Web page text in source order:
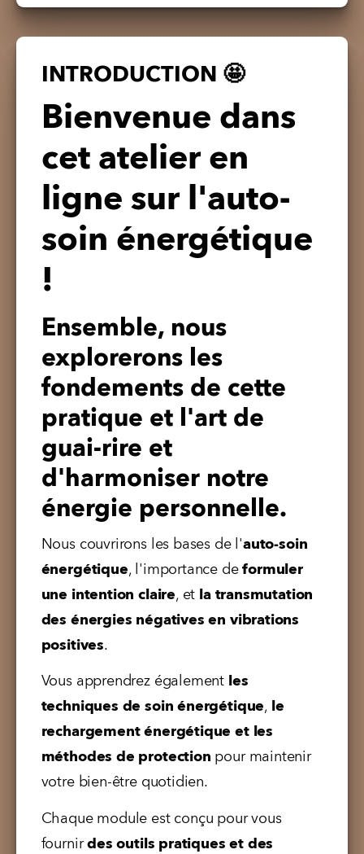
INTRODUCTION 🤩
Bienvenue dans
cet atelier en
ligne sur l'auto-
soin énergétique
!
Ensemble, nous
explorerons les
fondements de cette
pratique et l'art de
guai-rire et
d'harmoniser notre
énergie personnelle.
Nous couvrirons les bases de l'auto-soin
énergétique, l'importance de formuler
une intention claire, et la transmutation
des énergies négatives en vibrations
positives.
Vous apprendrez également les
techniques de soin énergétique, le
rechargement énergétique et les
méthodes de protection pour maintenir
votre bien-être quotidien.
Chaque module est conçu pour vous
fournir des outils pratiques et des